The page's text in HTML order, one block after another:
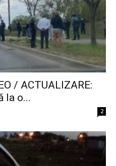
/ ACTUALIZARE:
la o...
2